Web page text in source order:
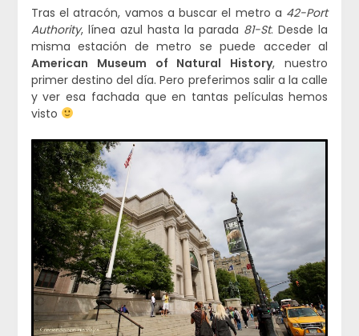
Tras el atracón, vamos a buscar el metro a 42-Port
Authority, línea azul hasta la parada 81-St. Desde la
misma estación de metro se puede acceder al
American Museum of Natural History, nuestro
primer destino del día. Pero preferimos salir a la calle
y ver esa fachada que en tantas películas hemos
visto